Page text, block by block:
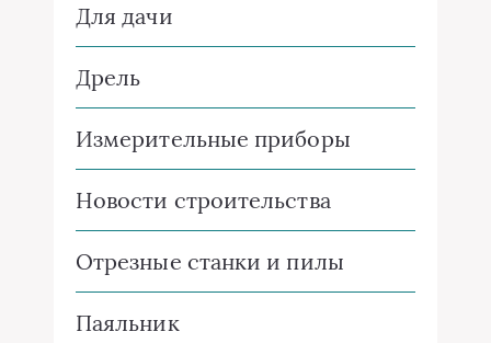
Для дачи
Дрель
Измерительные приборы
Новости строительства
Отрезные станки и пилы
Паяльник